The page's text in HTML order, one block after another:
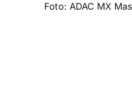
Foto: ADAC MX